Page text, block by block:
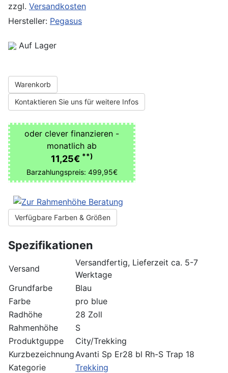
zzgl. Versandkosten
Hersteller: Pegasus
Auf Lager
Warenkorb
Kontaktieren Sie uns für weitere Infos
oder clever finanzieren -
monatlich ab
11,25€ **)
Barzahlungspreis: 499,95€
Verfügbare Farben & Größen
Spezifikationen
Versand
Versandfertig, Lieferzeit ca. 5-7
Werktage
Grundfarbe
Blau
Farbe
pro blue
Radhöhe
28 Zoll
Rahmenhöhe
S
Produktguppe
City/Trekking
Kurzbezeichnung Avanti Sp Er28 bl Rh-S Trap 18
Kategorie
Trekking